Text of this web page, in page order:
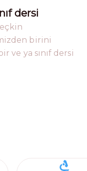
dersi
birini
ve ya sınıf dersi